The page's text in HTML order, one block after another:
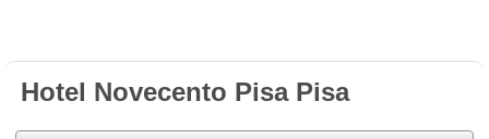
Hotel Novecento Pisa Pisa